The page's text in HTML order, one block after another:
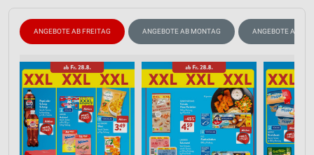
ANGEBOTE AB FREITAG ANGEBOTE AB MONTAG ANGEBOTE AB